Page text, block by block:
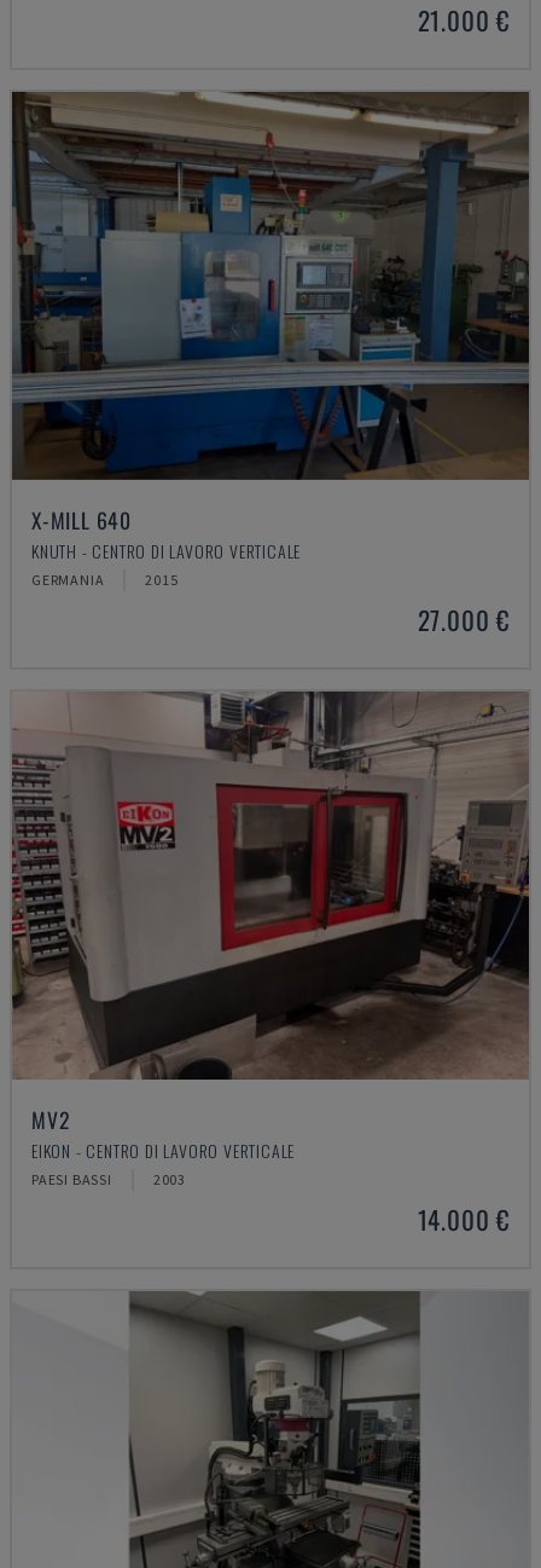
21.000 €
X-MILL 640
KNUTH - CENTRO DI LAVORO VERTICALE
GERMANIA 2015
27.000 €
MV2
EIKON - CENTRO DI LAVORO VERTICALE
PAESI BASSI 2003
14.000 €